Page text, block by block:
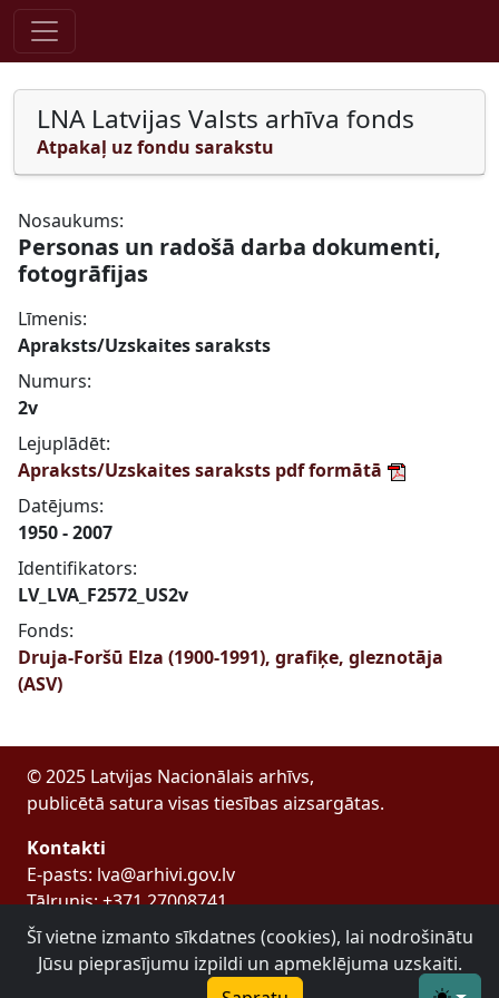
Pāriet uz saturu
LNA Latvijas Valsts arhīva fonds
Atpakaļ uz fondu sarakstu
Nosaukums:
Personas un radošā darba dokumenti,
fotogrāfijas
Līmenis:
Apraksts/Uzskaites saraksts
Numurs:
2v
Lejuplādēt:
Apraksts/Uzskaites saraksts pdf formātā
Datējums:
1950 - 2007
Identifikators:
LV_LVA_F2572_US2v
Fonds:
Druja-Foršū Elza (1900-1991), grafiķe, gleznotāja
(ASV)
© 2025 Latvijas Nacionālais arhīvs,
publicētā satura visas tiesības aizsargātas.
Kontakti
E-pasts: lva@arhivi.gov.lv
Tālrunis: +371 27008741
Bezdelīgu 1A, Rīga
Latvijas Valsts arhīvs
Šī vietne izmanto sīkdatnes (cookies), lai nodrošinātu
Jūsu pieprasījumu izpildi un apmeklējuma uzskaiti.